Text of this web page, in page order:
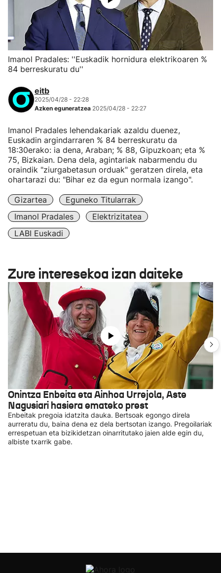
Imanol Pradales: ''Euskadik hornidura elektrikoaren %
84 berreskuratu du''
eitb
2025/04/28 - 22:28
Azken eguneratzea 2025/04/28 - 22:27
Imanol Pradales lehendakariak azaldu duenez,
Euskadin argindarraren % 84 berreskuratu da
18:30erako: ia dena, Araban; % 88, Gipuzkoan; eta %
75, Bizkaian. Dena dela, agintariak nabarmendu du
oraindik "ziurgabetasun orduak" geratzen direla, eta
ohartarazi du: "Bihar ez da egun normala izango".
Gizartea
Eguneko Titularrak
Imanol Pradales
Elektrizitatea
LABI Euskadi
Zure interesekoa izan daiteke
Onintza Enbeita eta Ainhoa Urrejola, Aste
Nagusiari hasiera emateko prest
Enbeitak pregoia idatzita dauka. Bertsoak egongo direla
aurreratu du, baina dena ez dela bertsotan izango. Pregoilariak
errespetuan eta bizikidetzan oinarritutako jaien alde egin du,
albiste txarrik gabe.